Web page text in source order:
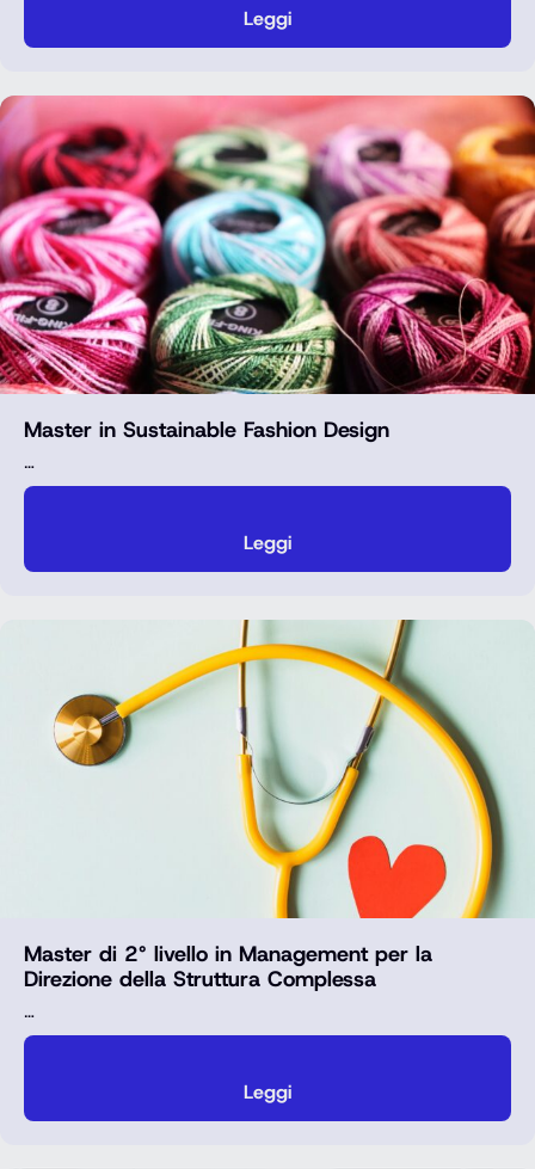
Leggi
Master in Sustainable Fashion Design
…
Leggi
Master di 2° livello in Management per la
Direzione della Struttura Complessa
…
Leggi